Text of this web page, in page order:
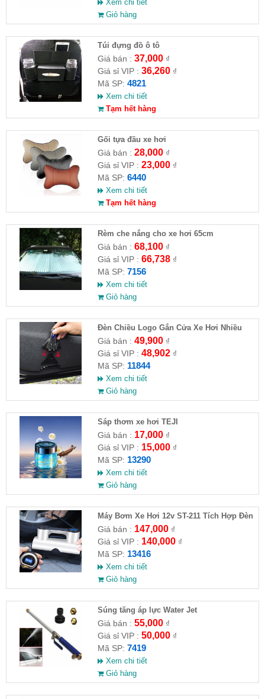
Xem chi tiết
Giỏ hàng
Túi đựng đồ ô tô
Giá bán : 37,000₫
Giá sỉ VIP : 36,260₫
Mã SP: 4821
Xem chi tiết
Tạm hết hàng
Gối tựa đầu xe hơi
Giá bán : 28,000₫
Giá sỉ VIP : 23,000₫
Mã SP: 6440
Xem chi tiết
Tạm hết hàng
Rèm che nắng cho xe hơi 65cm
Giá bán : 68,100₫
Giá sỉ VIP : 66,738₫
Mã SP: 7156
Xem chi tiết
Giỏ hàng
Đèn Chiều Logo Gắn Cửa Xe Hơi Nhiều
Hình
Giá bán : 49,900₫
Giá sỉ VIP : 48,902₫
Mã SP: 11844
Xem chi tiết
Giỏ hàng
Sáp thơm xe hơi TEJI
Giá bán : 17,000₫
Giá sỉ VIP : 15,000₫
Mã SP: 13290
Xem chi tiết
Giỏ hàng
Máy Bơm Xe Hơi 12v ST-211 Tích Hợp Đèn
Giá bán : 147,000₫
Giá sỉ VIP : 140,000₫
Mã SP: 13416
Xem chi tiết
Giỏ hàng
Súng tăng áp lực Water Jet
Giá bán : 55,000₫
Giá sỉ VIP : 50,000₫
Mã SP: 7419
Xem chi tiết
Giỏ hàng